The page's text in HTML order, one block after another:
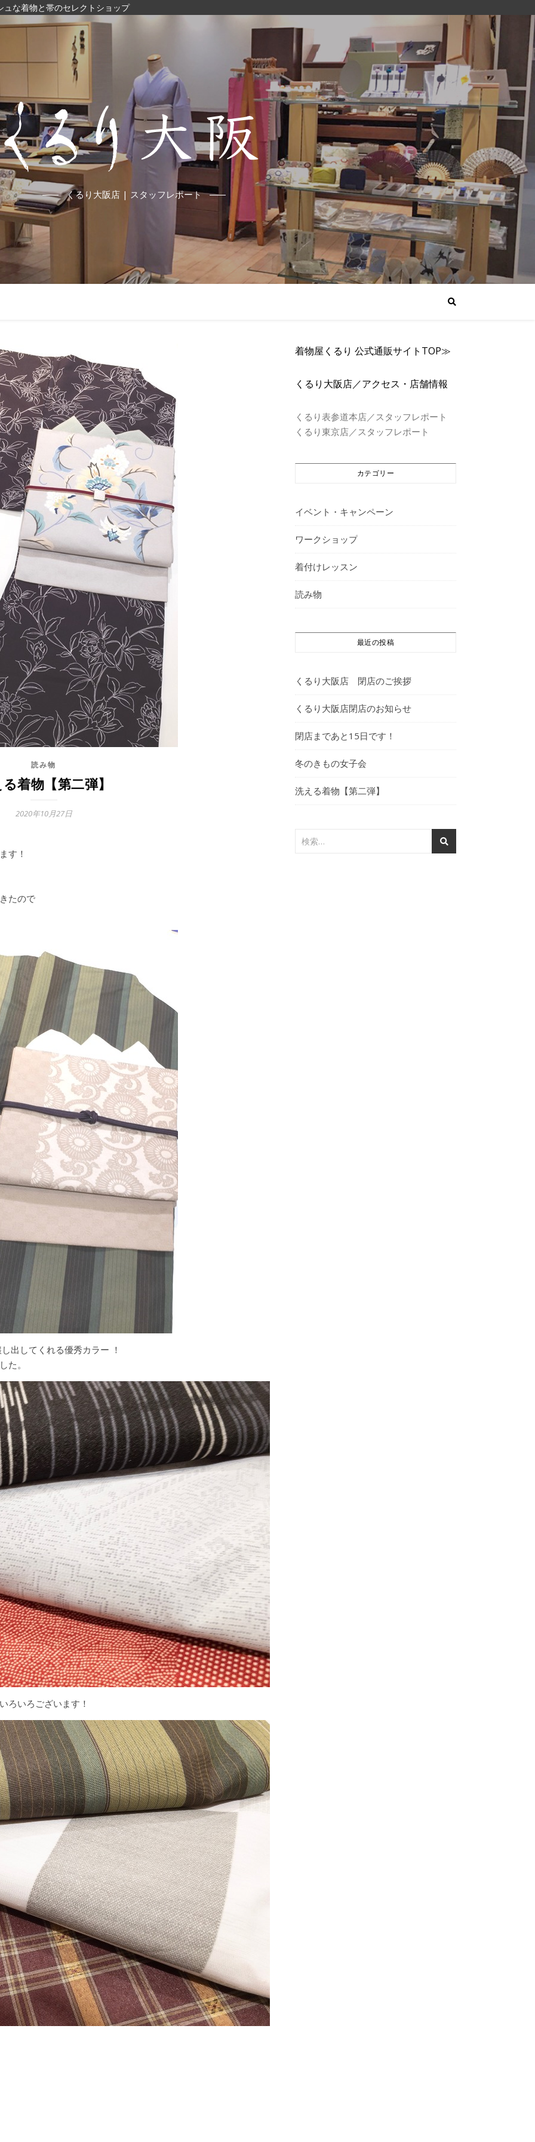
くるり大阪店 | スタッフレポート
読み物
着物【第二弾】
2020年10月27日
す！
たので
出してくれる優秀カラー ！
た。
ろいろございます！
着物屋くるり 公式通販サイトTOP≫
くるり大阪店／アクセス・店舗情報
くるり表参道本店／スタッフレポート
くるり東京店／スタッフレポート
カテゴリー
イベント・キャンペーン
ワークショップ
着付けレッスン
読み物
最近の投稿
くるり大阪店 閉店のご挨拶
くるり大阪店閉店のお知らせ
閉店まであと15日です！
冬のきもの女子会
洗える着物【第二弾】
ュな着物と帯のセレクトショップ